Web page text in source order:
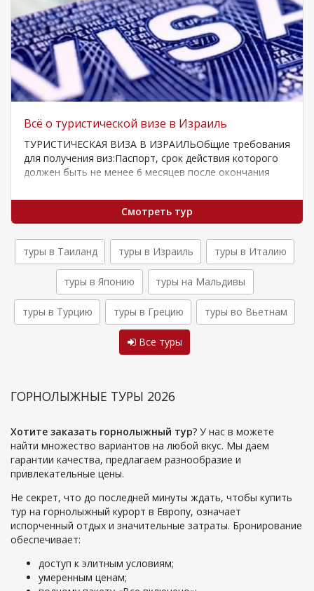
Всё о туристической визе в Израиль
ТУРИСТИЧЕСКАЯ ВИЗА В ИЗРАИЛЬОбщие требования
для получения виз:Паспорт, срок действия которого
должен быть не менее 6 месяцев после окончания
Смотреть тур
туры в Таиланд туры в Израиль туры в Италию
туры в Японию туры на Мальдивы
туры в Турцию туры в Грецию туры во Вьетнам
Все туры
ГОРНОЛЫЖНЫЕ ТУРЫ 2026
Хотите заказать горнолыжный тур? У нас в можете
найти множество вариантов на любой вкус. Мы даем
гарантии качества, предлагаем разнообразие и
привлекательные цены.
Не секрет, что до последней минуты ждать, чтобы купить
тур на горнолыжный курорт в Европу, означает
испорченный отдых и значительные затраты. Бронирование
обеспечивает:
доступ к элитным условиям;
умеренным ценам;